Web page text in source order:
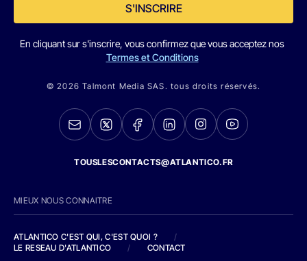
S'INSCRIRE
En cliquant sur s'inscrire, vous confirmez que vous acceptez nos
Termes et Conditions
© 2026 Talmont Media SAS. tous droits réservés.
TOUSLESCONTACTS@ATLANTICO.FR
MIEUX NOUS CONNAITRE
ATLANTICO C'EST QUI, C'EST QUOI ?
/
LE RESEAU D'ATLANTICO
/ CONTACT